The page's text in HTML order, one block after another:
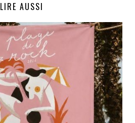
LIRE AUSSI